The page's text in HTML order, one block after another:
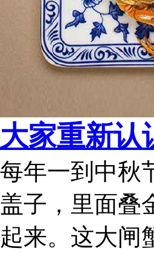
大家重新认
每年一到中秋
盖子，里面叠
起来。这大闸